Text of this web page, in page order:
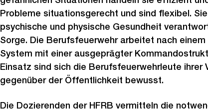
Probleme situationsgerecht und sind flexibel.
psychische und physische Gesundheit
Sorge. Die Berufsfeuerwehr arbeitet nach einem
System mit einer ausgeprägter
Einsatz sind sich die Berufsfeuerwehrleute ihrer
gegenüber der Öffentlichkeit bewusst.
Die Dozierenden der HFRB vermitteln die